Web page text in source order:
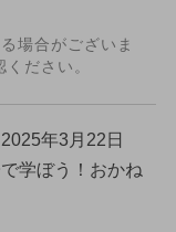
場合がございま
ださい。
年3月22日
学ぼう！おかね